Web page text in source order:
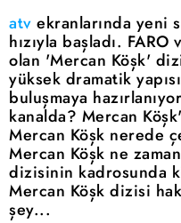
atv ekranlarında yeni
hızıyla başladı.
olan 'Mercan Köşk'
yüksek dramatik
buluşmaya
kanalda? Mercan
Mercan Köşk nerede
Mercan Köşk ne
dizisinin kadrosunda
Mercan Köşk dizisi
şey...